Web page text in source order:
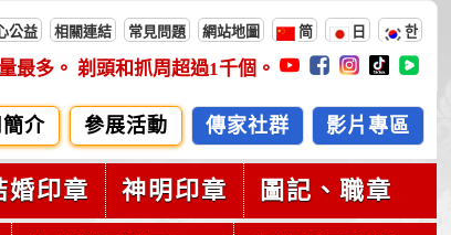
公益 相關連結 常見問題 網站地圖 简 日 한
最多。 剃頭和抓周超過1千個。
介 參展活動 傳家社群 影片專區
婚印章 神明印章 圖記、職章